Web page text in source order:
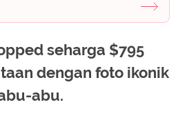
seharga $795
dengan foto ikonik
abu.